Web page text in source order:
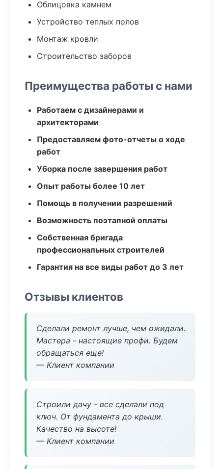
Облицовка камнем
Устройство теплых полов
Монтаж кровли
Строительство заборов
Преимущества работы с нами
Работаем с дизайнерами и
архитекторами
Предоставляем фото-отчеты о ходе
работ
Уборка после завершения работ
Опыт работы более 10 лет
Помощь в получении разрешений
Возможность поэтапной оплаты
Собственная бригада
профессиональных строителей
Гарантия на все виды работ до 3 лет
Отзывы клиентов
Сделали ремонт лучше, чем ожидали.
Мастера - настоящие профи. Будем
обращаться еще!
— Клиент компании
Строили дачу - все сделали под
ключ. От фундамента до крыши.
Качество на высоте!
— Клиент компании